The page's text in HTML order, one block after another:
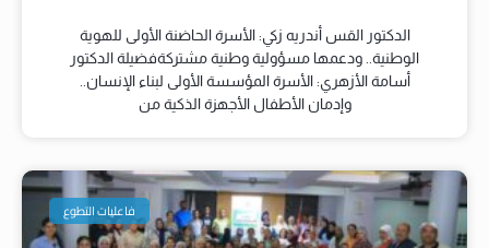
الدكتور القس أندريه زكي: الأسرة الحاضنة الأولى للهوية
الوطنية.. ودعمها مسؤولية وطنية مشتركةفضيلة الدكتور
أسامة الأزهري: الأسرة المؤسسة الأولى لبناء الإنسان..
وإدمان الأطفال الأجهزة الذكية من
فاعليات التطوع